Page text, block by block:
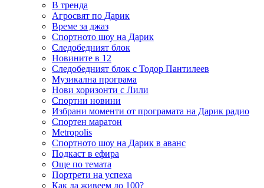
В тренда
Агросвят по Дарик
Време за джаз
Спортното шоу на Дарик
Следобедният блок
Новините в 12
Следобедният блок с Тодор Пантилеев
Музикална програма
Нови хоризонти с Лили
Спортни новини
Избрани моменти от програмата на Дарик радио
Спортен маратон
Metropolis
Спортното шоу на Дарик в аванс
Подкаст в ефира
Още по темата
Портрети на успеха
Как да живеем до 100?